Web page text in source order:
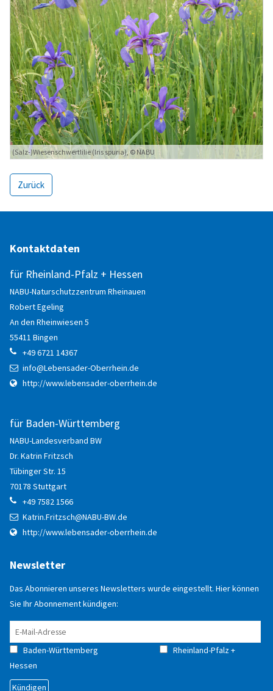
(Salz-)Wiesenschwertlilie (Iris spuria), © NABU
Zurück
Kontaktdaten
für Rheinland-Pfalz + Hessen
NABU-Naturschutzzentrum Rheinauen
RobertEgeling
An den Rheinwiesen 5
55411 Bingen
+49 6721 14367
info@Lebensader-Oberrhein.de
http://www.lebensader-oberrhein.de
für Baden-Württemberg
NABU-Landesverband BW
Dr. Katrin Fritzsch
Tübinger Str. 15
70178 Stuttgart
+49 7582 1566
Katrin.Fritzsch@NABU-BW.de
http://www.lebensader-oberrhein.de
Newsletter
Das Abonnieren unseres Newsletters wurde eingestellt. Hier können
Sie Ihr Abonnement kündigen:
Baden-Württemberg
Rheinland-Pfalz +
Hessen
Send a copy of this email to me
Login
Benutzername
Passwort
Anmelden